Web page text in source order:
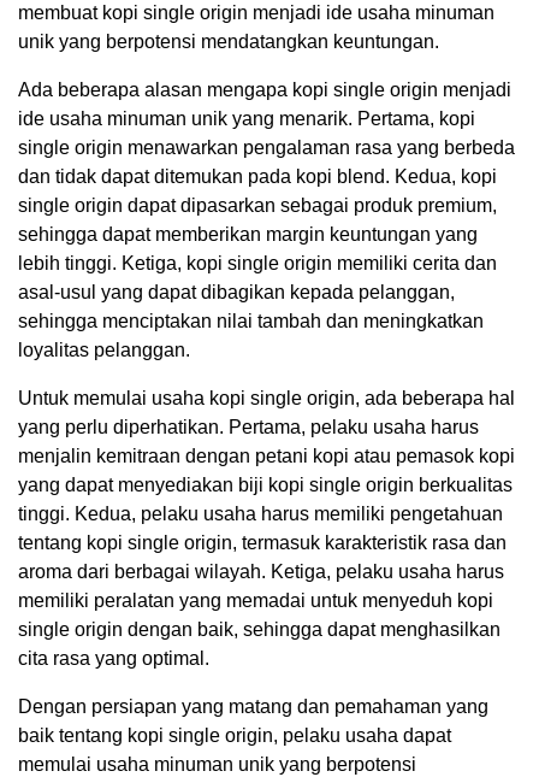
membuat kopi single origin menjadi ide usaha minuman
unik yang berpotensi mendatangkan keuntungan.
Ada beberapa alasan mengapa kopi single origin menjadi
ide usaha minuman unik yang menarik. Pertama, kopi
single origin menawarkan pengalaman rasa yang berbeda
dan tidak dapat ditemukan pada kopi blend. Kedua, kopi
single origin dapat dipasarkan sebagai produk premium,
sehingga dapat memberikan margin keuntungan yang
lebih tinggi. Ketiga, kopi single origin memiliki cerita dan
asal-usul yang dapat dibagikan kepada pelanggan,
sehingga menciptakan nilai tambah dan meningkatkan
loyalitas pelanggan.
Untuk memulai usaha kopi single origin, ada beberapa hal
yang perlu diperhatikan. Pertama, pelaku usaha harus
menjalin kemitraan dengan petani kopi atau pemasok kopi
yang dapat menyediakan biji kopi single origin berkualitas
tinggi. Kedua, pelaku usaha harus memiliki pengetahuan
tentang kopi single origin, termasuk karakteristik rasa dan
aroma dari berbagai wilayah. Ketiga, pelaku usaha harus
memiliki peralatan yang memadai untuk menyeduh kopi
single origin dengan baik, sehingga dapat menghasilkan
cita rasa yang optimal.
Dengan persiapan yang matang dan pemahaman yang
baik tentang kopi single origin, pelaku usaha dapat
memulai usaha minuman unik yang berpotensi